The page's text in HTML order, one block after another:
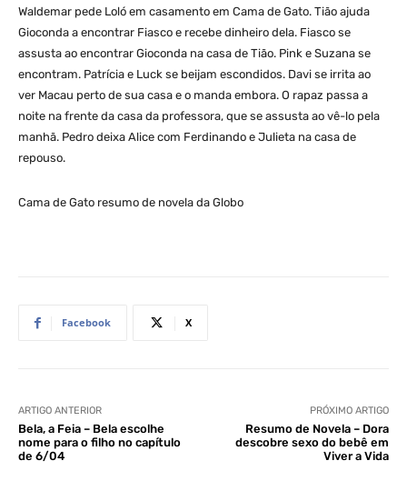
Waldemar pede Loló em casamento em Cama de Gato. Tião ajuda
Gioconda a encontrar Fiasco e recebe dinheiro dela. Fiasco se
assusta ao encontrar Gioconda na casa de Tião. Pink e Suzana se
encontram. Patrícia e Luck se beijam escondidos. Davi se irrita ao
ver Macau perto de sua casa e o manda embora. O rapaz passa a
noite na frente da casa da professora, que se assusta ao vê-lo pela
manhã. Pedro deixa Alice com Ferdinando e Julieta na casa de
repouso.
Cama de Gato resumo de novela da Globo
Facebook X
ARTIGO ANTERIOR
Bela, a Feia – Bela escolhe
nome para o filho no capítulo
de 6/04
PRÓXIMO ARTIGO
Resumo de Novela – Dora
descobre sexo do bebê em
Viver a Vida